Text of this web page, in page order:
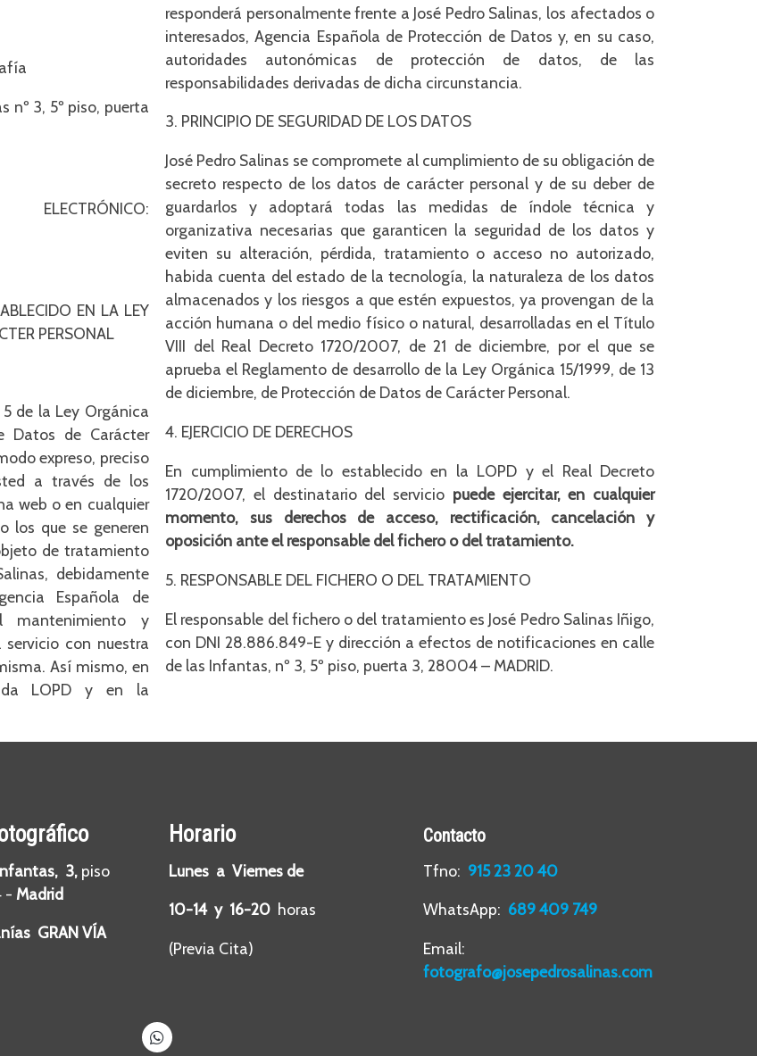
EN LA LEY
PERSONAL
de la Ley Orgánica
Datos de Carácter
expreso, preciso
a través de los
web o en cualquier
los que se generen
de tratamiento
debidamente
Española de
mantenimiento y
con nuestra
Así mismo, en
LOPD y en la
responderá personalmente frente a José Pedro Salinas, los afectados o
interesados, Agencia Española de Protección de Datos y, en su caso,
autoridades autonómicas de protección de datos, de las
responsabilidades derivadas de dicha circunstancia.
3. PRINCIPIO DE SEGURIDAD DE LOS DATOS
José Pedro Salinas se compromete al cumplimiento de su obligación de
secreto respecto de los datos de carácter personal y de su deber de
guardarlos y adoptará todas las medidas de índole técnica y
organizativa necesarias que garanticen la seguridad de los datos y
eviten su alteración, pérdida, tratamiento o acceso no autorizado,
habida cuenta del estado de la tecnología, la naturaleza de los datos
almacenados y los riesgos a que estén expuestos, ya provengan de la
acción humana o del medio físico o natural, desarrolladas en el Título
VIII del Real Decreto 1720/2007, de 21 de diciembre, por el que se
aprueba el Reglamento de desarrollo de la Ley Orgánica 15/1999, de 13
de diciembre, de Protección de Datos de Carácter Personal.
4. EJERCICIO DE DERECHOS
En cumplimiento de lo establecido en la LOPD y el Real Decreto
1720/2007, el destinatario del servicio puede ejercitar, en cualquier
momento, sus derechos de acceso, rectificación, cancelación y
oposición ante el responsable del fichero o del tratamiento.
5. RESPONSABLE DEL FICHERO O DEL TRATAMIENTO
El responsable del fichero o del tratamiento es José Pedro Salinas Iñigo,
con DNI 28.886.849-E y dirección a efectos de notificaciones en calle
de las Infantas, nº 3, 5º piso, puerta 3, 28004 – MADRID.
3,piso
- Madrid
GRAN VÍA
Horario
Lunes a Viernes de
10-14 y 16-20horas
(Previa Cita)
Contacto
Tfno: 915 23 20 40
WhatsApp: 689 409 749
Email:
fotografo@josepedrosalinas.com